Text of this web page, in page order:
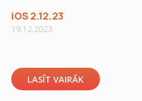
iOS 2.12.23
19.12.2023
LASĪT VAIRĀK